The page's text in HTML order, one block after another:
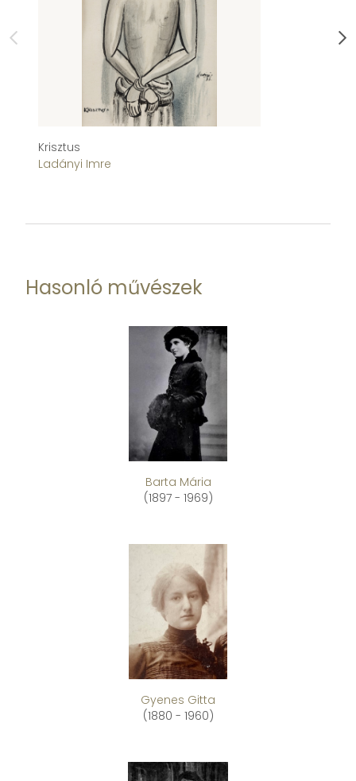
Krisztus
Ladányi Imre
Hasonló művészek
Barta Mária
(1897 - 1969)
Gyenes Gitta
(1880 - 1960)